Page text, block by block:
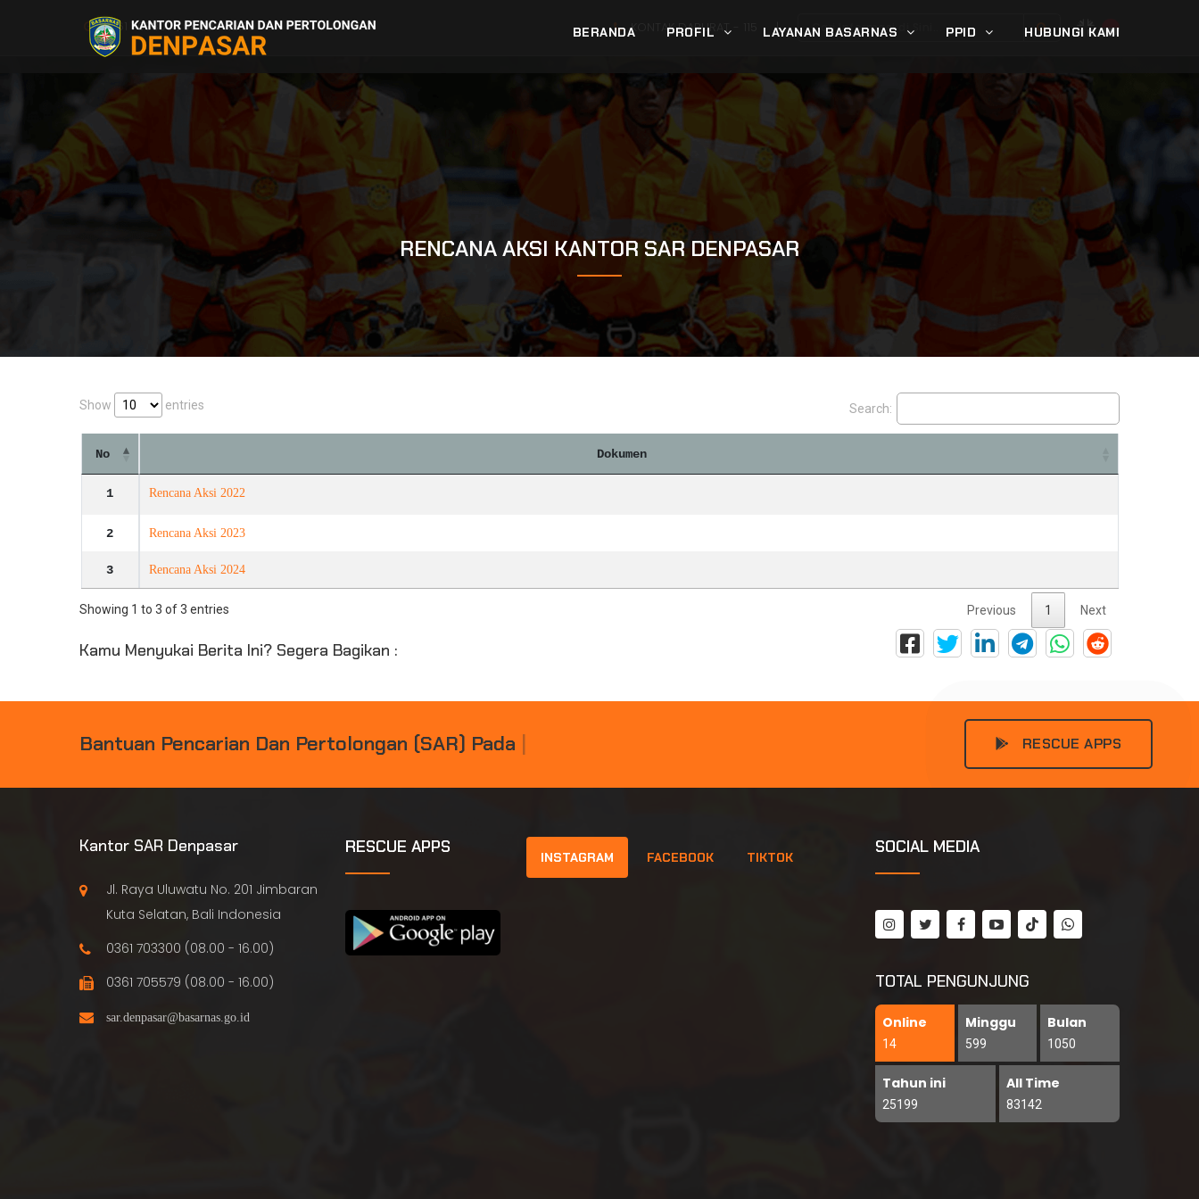
0361 703300 | 08.00 - 16.00 KONTAK DARURAT - |
BERANDA PROFIL LAYANAN BASARNAS PPID HUBUNGI KAMI
RENCANA AKSI KANTOR SAR DENPASAR
Show entries Search:
No Dokumen
1 Rencana Aksi 2022
2 Rencana Aksi 2023
3 Rencana Aksi 2024
Showing 1 to 3 of 3 entries Previous 1 Next
Kamu Menyukai Berita Ini? Segera Bagikan :
BANTUAN PENCARIAN DAN PERTOLONGAN (SAR) PADA RESCUE APPS
Kantor SAR Denpasar
Jl. Raya Uluwatu No. 201 Jimbaran
Kuta Selatan, Bali Indonesia
0361 703300 (08.00 - 16.00)
0361 705579 (08.00 - 16.00)
RESCUE APPS INSTAGRAM FACEBOOK TIKTOK SOCIAL MEDIA
TOTAL PENGUNJUNG
Online
14
Minggu
599
Bulan
1050
Tahun ini
25199
All Time
83142